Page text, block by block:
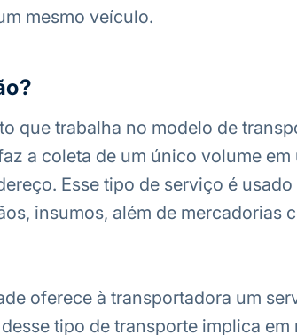
mesmo veículo.
que trabalha no modelo de
a coleta de um único volume em
Esse tipo de serviço é
insumos, além de mercadorias
oferece à transportadora um
tipo de transporte implica em